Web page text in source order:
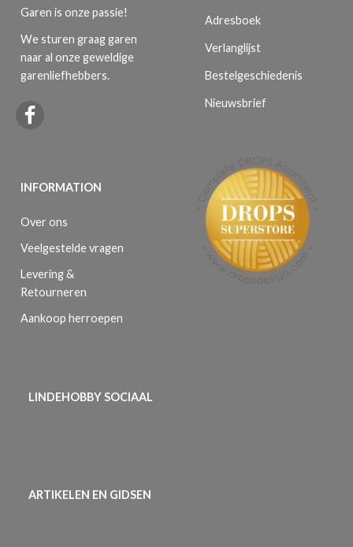
Garen is onze passie!
We sturen graag garen
naar al onze geweldige
garenliefhebbers.
INFORMATION
Over ons
Veelgestelde vragen
Levering &
Retourneren
Aankoop herroepen
Adresboek
Verlanglijst
Bestelgeschiedenis
Nieuwsbrief
LINDEHOBBY SOCIAAL
ARTIKELEN EN GIDSEN